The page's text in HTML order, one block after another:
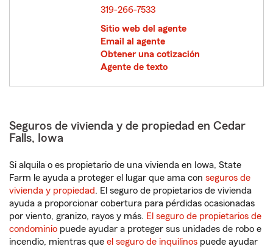
319-266-7533
Sitio web del agente
Email al agente
Obtener una cotización
Agente de texto
Seguros de vivienda y de propiedad en Cedar
Falls, Iowa
Si alquila o es propietario de una vivienda en Iowa, State
Farm le ayuda a proteger el lugar que ama con seguros de
vivienda y propiedad. El seguro de propietarios de vivienda
ayuda a proporcionar cobertura para pérdidas ocasionadas
por viento, granizo, rayos y más. El seguro de propietarios de
condominio puede ayudar a proteger sus unidades de robo e
incendio, mientras que el seguro de inquilinos puede ayudar